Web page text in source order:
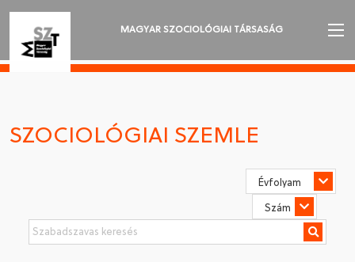
MAGYAR SZOCIOLÓGIAI TÁRSASÁG
SZOCIOLÓGIAI SZEMLE
SZOCIOLÓGIAI SZEMLE